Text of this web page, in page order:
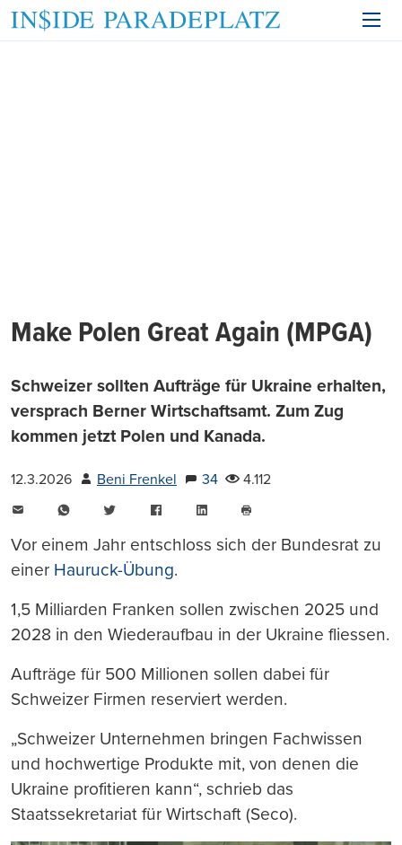
Make Polen Great Again (MPGA)
Schweizer sollten Aufträge für Ukraine erhalten,
versprach Berner Wirtschaftsamt. Zum Zug
kommen jetzt Polen und Kanada.
12.3.2026 Beni Frenkel 34
4.112
WhatsAppTwitter FacebookLinkedIn
drucken
Vor einem Jahr entschloss sich der Bundesrat zu
einer Hauruck-Übung.
1,5 Milliarden Franken sollen zwischen 2025 und
2028 in den Wiederaufbau in der Ukraine fliessen.
Aufträge für 500 Millionen sollen dabei für
Schweizer Firmen reserviert werden.
„Schweizer Unternehmen bringen Fachwissen
und hochwertige Produkte mit, von denen die
Ukraine profitieren kann“, schrieb das
Staatssekretariat für Wirtschaft (Seco).